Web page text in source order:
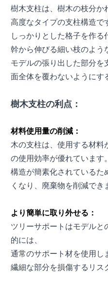
樹木支柱は、樹木の枝分か
高度なタイプの支柱構造で
しっかりとした格子を作
幹から伸びる細い枝のよう
モデルの張り出した部分を
面全体を覆わないようにす
樹木支柱の利点：
材料使用量の削減：
木の支柱は、使用する材料
の使用効率が優れています
構造が簡素化されているた
くなり、廃棄物を削減でき
より簡単に取り外せる：
ツリーサポートはモデルと
的には、
通常のサポート材を使用し
繊細な部分を損傷するリス